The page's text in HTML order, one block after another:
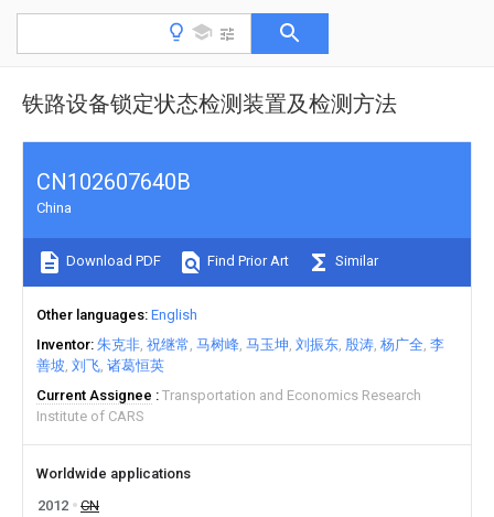
铁路设备锁定状态检测装置及检测方法
CN102607640B
China
Download PDF Find Prior Art Similar
Other languages English
Inventor 朱克非 祝继常 马树峰 马玉坤 刘振东 殷涛 杨广全 李
善坡 刘飞 诸葛恒英
Current Assignee
Transportation and Economics Research
Institute of CARS
Worldwide applications
2012
CN